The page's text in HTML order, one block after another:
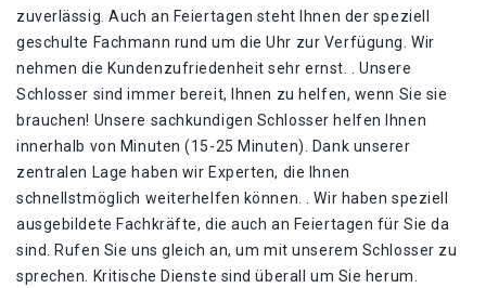
zuverlässig. Auch an Feiertagen steht Ihnen der speziell
geschulte Fachmann rund um die Uhr zur Verfügung. Wir
nehmen die Kundenzufriedenheit sehr ernst. . Unsere
Schlosser sind immer bereit, Ihnen zu helfen, wenn Sie sie
brauchen! Unsere sachkundigen Schlosser helfen Ihnen
innerhalb von Minuten (15-25 Minuten). Dank unserer
zentralen Lage haben wir Experten, die Ihnen
schnellstmöglich weiterhelfen können. . Wir haben speziell
ausgebildete Fachkräfte, die auch an Feiertagen für Sie da
sind. Rufen Sie uns gleich an, um mit unserem Schlosser zu
sprechen. Kritische Dienste sind überall um Sie herum.